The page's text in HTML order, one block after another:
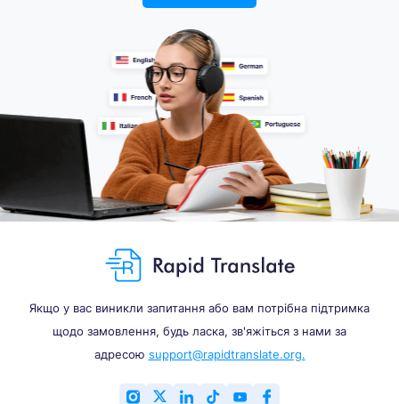
Якщо у вас виникли запитання або вам потрібна підтримка
щодо замовлення, будь ласка, зв'яжіться з нами за
адресою support@rapidtranslate.org.